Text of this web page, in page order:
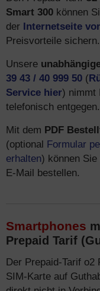
Smart 300 können
der Internetseite
Preisvorteile sichern.
Unsere
39 43 / 40 999 50 (
Service hier) nimmt
telefonisch entgegen.
Mit dem PDF
(optional Formular
erhalten) können
E-Mail bestellen.
Smartphones
Prepaid Tarif
Der Prepaid-Tarif
SIM-Karte auf